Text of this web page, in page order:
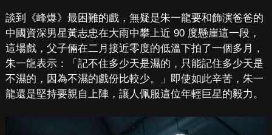
談到《峰爆》最困難的戲，無疑是朱一龍要和飾演爸爸的
中國資深男星黃志忠在大雨中攀上近 90 度懸崖這一段，
這場戲，父子倆在二月接近零度的低溫下拍了一個多月，
朱一龍表示：「記不住多少天是濕的，只能記住多少天是
不濕的，因為不濕的戲份比較少。」即使如此辛苦，朱一
龍還是堅持要親自上陣，讓人佩服這位年輕巨星的毅力。